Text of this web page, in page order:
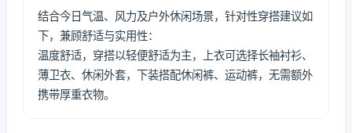
结合今日气温、风力及户外休闲场景，针对性穿搭建议如
下，兼顾舒适与实用性：
温度舒适，穿搭以轻便舒适为主，上衣可选择长袖衬衫、
薄卫衣、休闲外套，下装搭配休闲裤、运动裤，无需额外
携带厚重衣物。